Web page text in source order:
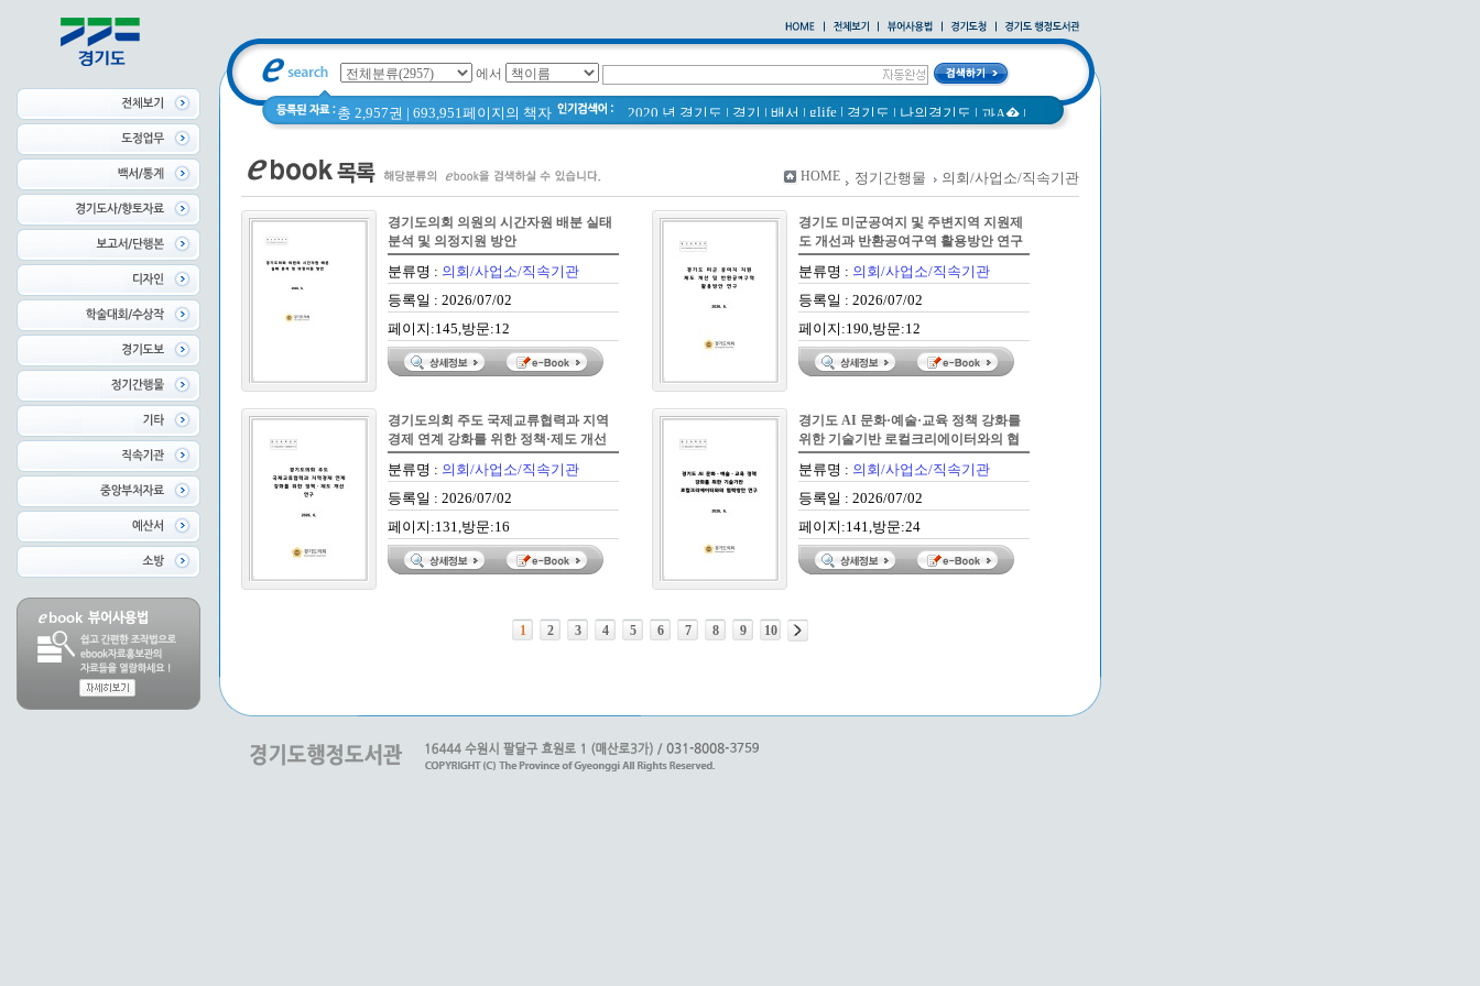
에서
총 2,957권 | 693,951페이지의 책자 2020 년 경기도 | 경기 | 배서 | glife | 경기도 | 나의경기도 | 과A� |
바른공동주택관리 매뉴얼| 통계연보 |
2021 경기도 공동주택 품질점검 사례집|경기도 바로알기|
공동주택|국토의 계획 및 이용에 관한 법률_질의 회신 사례집|
다문화가족 소식지
HOME 정기간행물 의회/사업소/직속기관
경기도의회 의원의 시간자원 배분 실태
분석 및 의정지원 방안
분류명 : 의회/사업소/직속기관
등록일 : 2026/07/02
페이지:145,방문:12
경기도 미군공여지 및 주변지역 지원제
도 개선과 반환공여구역 활용방안 연구
분류명 : 의회/사업소/직속기관
등록일 : 2026/07/02
페이지:190,방문:12
경기도의회 주도 국제교류협력과 지역
경제 연계 강화를 위한 정책·제도 개선
연구
분류명 : 의회/사업소/직속기관
등록일 : 2026/07/02
페이지:131,방문:16
경기도 AI 문화·예술·교육 정책 강화를
위한 기술기반 로컬크리에이터와의 협
력방안 연구
분류명 : 의회/사업소/직속기관
등록일 : 2026/07/02
페이지:141,방문:24
1 2 3 4 5 6 7 8 9 10